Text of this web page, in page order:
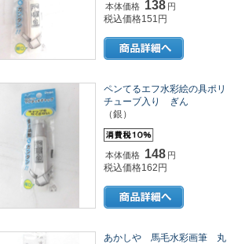
本体価格 138 円
税込価格151円
ペンてるエフ水彩絵の具ポリ
チューブ入り ぎん
（銀）
本体価格 148 円
税込価格162円
あかしや 馬毛水彩画筆 丸